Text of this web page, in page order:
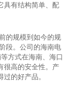
具有结构简单、配
的规模到如今的规
段。公司的海南电
方式在海南、海口
很高的安全性。产
的好产品。